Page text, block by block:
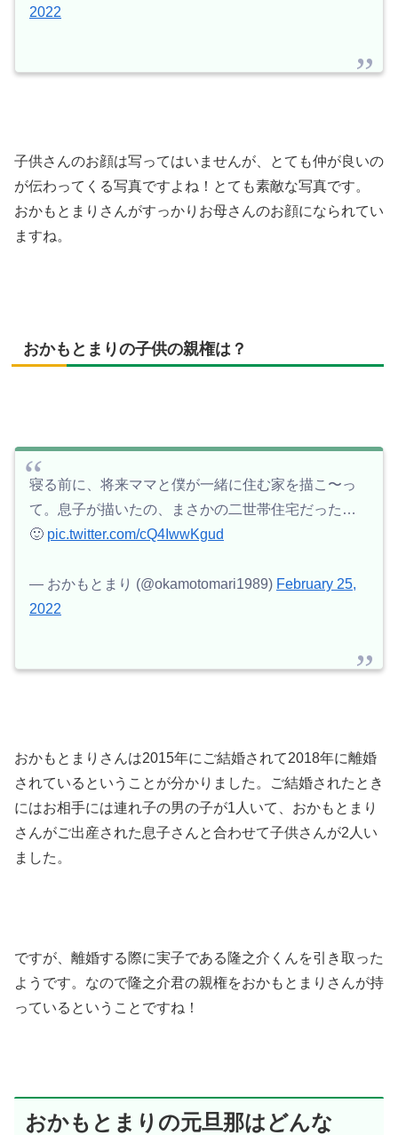
2022
子供さんのお顔は写ってはいませんが、とても仲が良いの
が伝わってくる写真ですよね！とても素敵な写真です。
おかもとまりさんがすっかりお母さんのお顔になられてい
ますね。
おかもとまりの子供の親権は？
寝る前に、将来ママと僕が一緒に住む家を描こ〜っ
て。息子が描いたの、まさかの二世帯住宅だった…
🙂 pic.twitter.com/cQ4IwwKgud
— おかもとまり (@okamotomari1989) February 25,
2022
おかもとまりさんは2015年にご結婚されて2018年に離婚
されているということが分かりました。ご結婚されたとき
にはお相手には連れ子の男の子が1人いて、おかもとまり
さんがご出産された息子さんと合わせて子供さんが2人い
ました。
ですが、離婚する際に実子である隆之介くんを引き取った
ようです。なので隆之介君の親権をおかもとまりさんが持
っているということですね！
おかもとまりの元旦那はどんな